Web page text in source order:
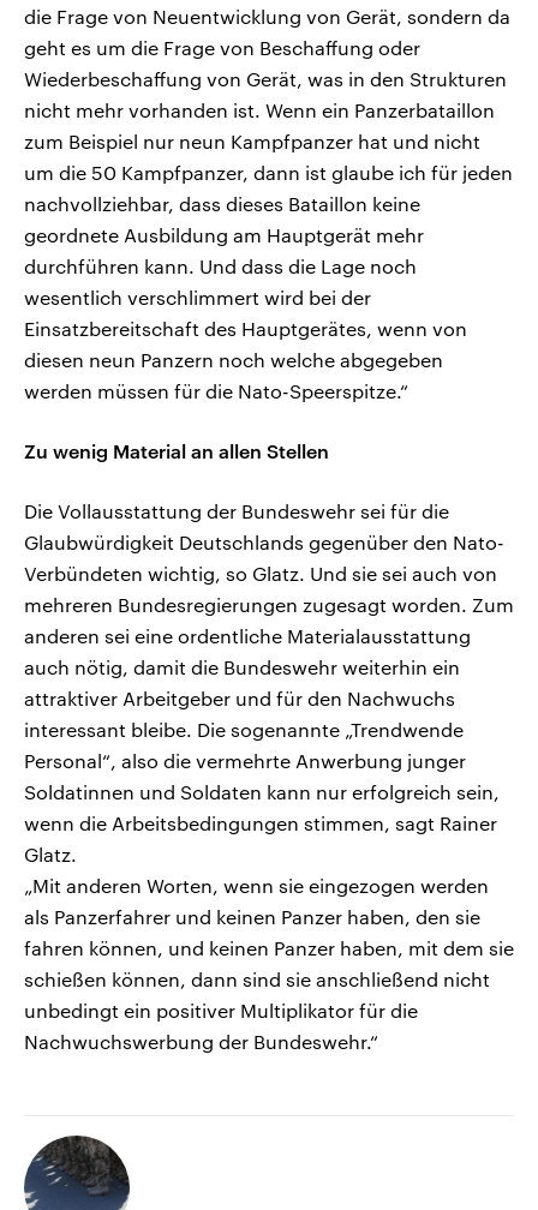
die Frage von Neuentwicklung von Gerät, sondern da
geht es um die Frage von Beschaffung oder
Wiederbeschaffung von Gerät, was in den Strukturen
nicht mehr vorhanden ist. Wenn ein Panzerbataillon
zum Beispiel nur neun Kampfpanzer hat und nicht
um die 50 Kampfpanzer, dann ist glaube ich für jeden
nachvollziehbar, dass dieses Bataillon keine
geordnete Ausbildung am Hauptgerät mehr
durchführen kann. Und dass die Lage noch
wesentlich verschlimmert wird bei der
Einsatzbereitschaft des Hauptgerätes, wenn von
diesen neun Panzern noch welche abgegeben
werden müssen für die Nato-Speerspitze.“
Zu wenig Material an allen Stellen
Die Vollausstattung der Bundeswehr sei für die
Glaubwürdigkeit Deutschlands gegenüber den Nato-
Verbündeten wichtig, so Glatz. Und sie sei auch von
mehreren Bundesregierungen zugesagt worden. Zum
anderen sei eine ordentliche Materialausstattung
auch nötig, damit die Bundeswehr weiterhin ein
attraktiver Arbeitgeber und für den Nachwuchs
interessant bleibe. Die sogenannte „Trendwende
Personal“, also die vermehrte Anwerbung junger
Soldatinnen und Soldaten kann nur erfolgreich sein,
wenn die Arbeitsbedingungen stimmen, sagt Rainer
Glatz.
„Mit anderen Worten, wenn sie eingezogen werden
als Panzerfahrer und keinen Panzer haben, den sie
fahren können, und keinen Panzer haben, mit dem sie
schießen können, dann sind sie anschließend nicht
unbedingt ein positiver Multiplikator für die
Nachwuchswerbung der Bundeswehr.“